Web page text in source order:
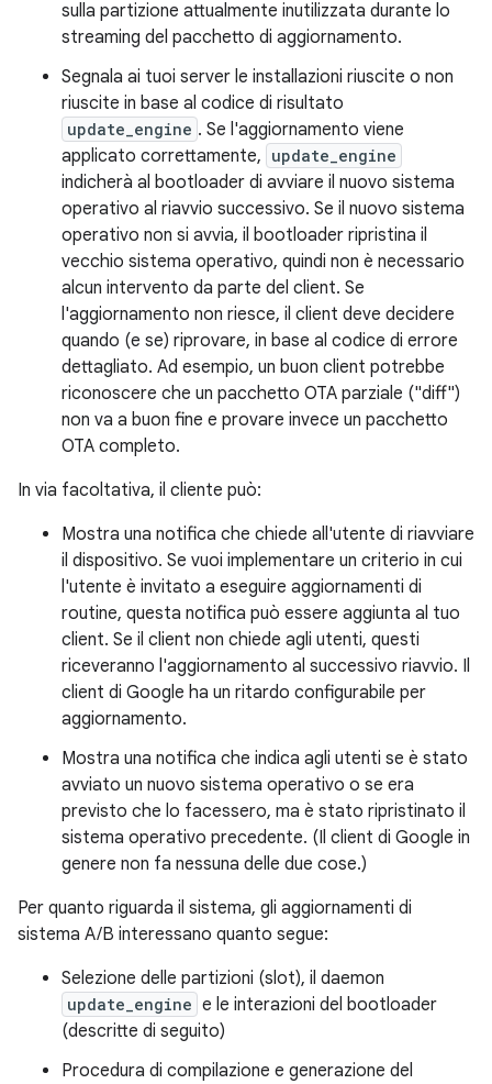
sulla partizione attualmente inutilizzata durante lo
streaming del pacchetto di aggiornamento.
Segnala ai tuoi server le installazioni riuscite o non
riuscite in base al codice di risultato
update_engine . Se l'aggiornamento viene
applicato correttamente, update_engine
indicherà al bootloader di avviare il nuovo sistema
operativo al riavvio successivo. Se il nuovo sistema
operativo non si avvia, il bootloader ripristina il
vecchio sistema operativo, quindi non è necessario
alcun intervento da parte del client. Se
l'aggiornamento non riesce, il client deve decidere
quando (e se) riprovare, in base al codice di errore
dettagliato. Ad esempio, un buon client potrebbe
riconoscere che un pacchetto OTA parziale ("diff")
non va a buon fine e provare invece un pacchetto
OTA completo.
In via facoltativa, il cliente può:
Mostra una notifica che chiede all'utente di riavviare
il dispositivo. Se vuoi implementare un criterio in cui
l'utente è invitato a eseguire aggiornamenti di
routine, questa notifica può essere aggiunta al tuo
client. Se il client non chiede agli utenti, questi
riceveranno l'aggiornamento al successivo riavvio. Il
client di Google ha un ritardo configurabile per
aggiornamento.
Mostra una notifica che indica agli utenti se è stato
avviato un nuovo sistema operativo o se era
previsto che lo facessero, ma è stato ripristinato il
sistema operativo precedente. (Il client di Google in
genere non fa nessuna delle due cose.)
Per quanto riguarda il sistema, gli aggiornamenti di
sistema A/B interessano quanto segue:
Selezione delle partizioni (slot), il daemon
update_engine e le interazioni del bootloader
(descritte di seguito)
Procedura di compilazione e generazione del